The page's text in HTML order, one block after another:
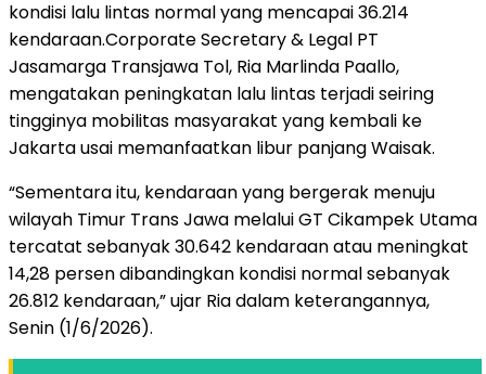
kondisi lalu lintas normal yang mencapai 36.214
kendaraan.Corporate Secretary & Legal PT
Jasamarga Transjawa Tol, Ria Marlinda Paallo,
mengatakan peningkatan lalu lintas terjadi seiring
tingginya mobilitas masyarakat yang kembali ke
Jakarta usai memanfaatkan libur panjang Waisak.
“Sementara itu, kendaraan yang bergerak menuju
wilayah Timur Trans Jawa melalui GT Cikampek Utama
tercatat sebanyak 30.642 kendaraan atau meningkat
14,28 persen dibandingkan kondisi normal sebanyak
26.812 kendaraan,” ujar Ria dalam keterangannya,
Senin (1/6/2026).